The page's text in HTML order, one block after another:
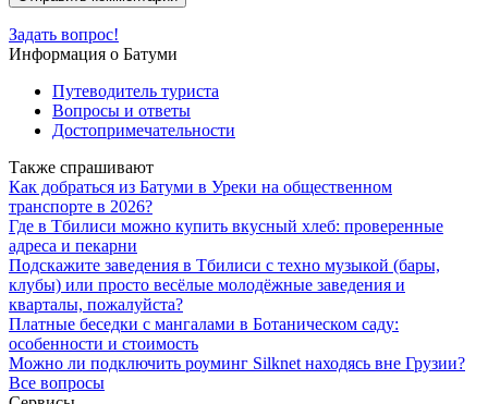
Задать вопрос!
Информация о Батуми
Путеводитель туриста
Вопросы и ответы
Достопримечательности
Также спрашивают
Как добраться из Батуми в Уреки на общественном
транспорте в 2026?
Где в Тбилиси можно купить вкусный хлеб: проверенные
адреса и пекарни
Подскажите заведения в Тбилиси с техно музыкой (бары,
клубы) или просто весёлые молодёжные заведения и
кварталы, пожалуйста?
Платные беседки с мангалами в Ботаническом саду:
особенности и стоимость
Можно ли подключить роуминг Silknet находясь вне Грузии?
Все вопросы